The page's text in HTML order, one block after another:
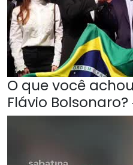
O que você
Flávio